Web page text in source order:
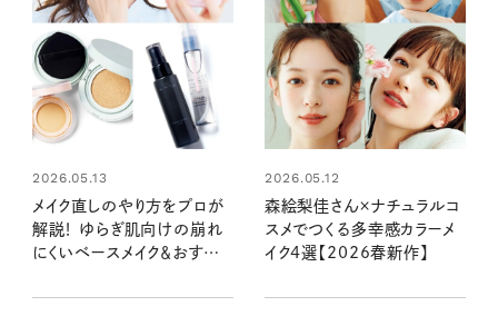
2026.05.13
メイク直しのやり方をプロが
解説！ ゆらぎ肌向けの崩れ
にくいベースメイク＆おすす
2026.05.12
森絵梨佳さん×ナチュラルコ
スメでつくる多幸感カラーメ
イク4選【2026春新作】